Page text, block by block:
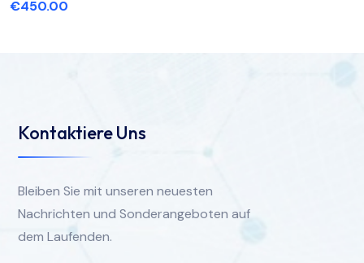
€450.00
Kontaktiere Uns
Bleiben Sie mit unseren neuesten
Nachrichten und Sonderangeboten auf
dem Laufenden.